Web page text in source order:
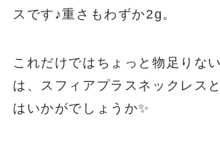
スです♪重さもわずか2g。
これだけではちょっと物足りな
は、スフィアプラスネックレス
はいかがでしょうか✨